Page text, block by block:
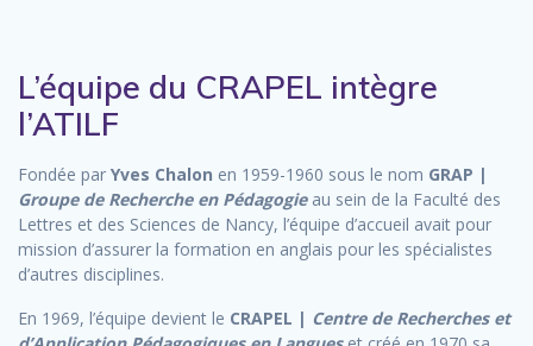
L’équipe du CRAPEL intègre
l’ATILF
Fondée par Yves Chalon en 1959-1960 sous le nom GRAP |
Groupe de Recherche en Pédagogieau sein de la Faculté des
Lettres et des Sciences de Nancy, l’équipe d’accueil avait pour
mission d’assurer la formation en anglais pour les spécialistes
d’autres disciplines.
En 1969, l’équipe devient le CRAPEL | Centre de Recherches et